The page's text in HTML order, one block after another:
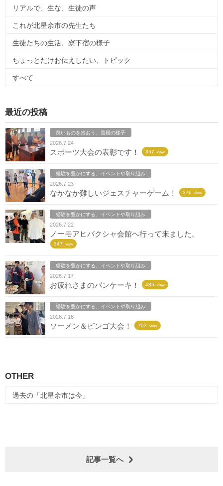
リアルで、生な、生徒の声
これが北星余市の先生たち
生徒たちの生活、寮下宿の様子
ちょっとだけお伝えしたい、トピック
すべて
最近の投稿
良いものを拾おう、普段の様子
2026.7.24
スポーツ大会の表彰です！ 357 view
経験を豊かにする、イベントや取り組み
2026.7.23
なかなか難しいジェスチャーゲーム！ 376 view
経験を豊かにする、イベントや取り組み
2026.7.22
ノーモアヒバクシャ会館へ行って来ました。
347 view
経験を豊かにする、イベントや取り組み
2026.7.17
お疲れさまのパンケーキ！ 485 view
経験を豊かにする、イベントや取り組み
2026.7.16
ソーメン＆ビンゴ大会！ 703 view
OTHER
過去の「北星余市は今」
記事一覧へ